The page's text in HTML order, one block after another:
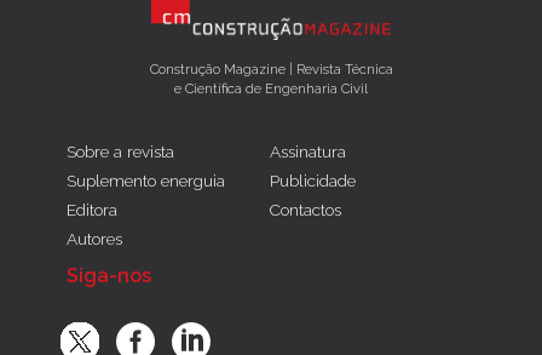
Construção Magazine | Revista Técnica
e Científica de Engenharia Civil
Sobre a revista
Suplemento energuia
Editora
Autores
Assinatura
Publicidade
Contactos
Siga-nos